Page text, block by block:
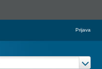
Prijava